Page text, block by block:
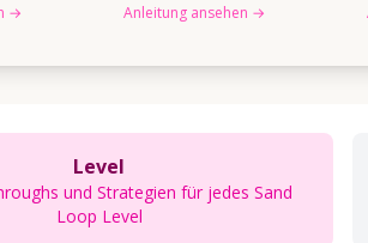
→ Anleitung ansehen →
Level
und Strategien für jedes Sand
Loop Level